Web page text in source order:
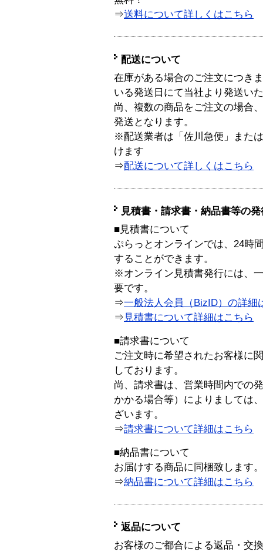
⇒送料について詳しくはこちら
配送について
在庫がある場合のご注文につき
いる発送日にて当社より発送い
尚、複数の商品をご注文の場合
発送となります。
※配送業者は「佐川急便」また
けます
⇒配送について詳しくはこちら
見積書・請求書・納品書等の
■見積書について
ぷらっとオンラインでは、24時
することができます。
※オンライン見積書発行には、
要です。
⇒一般法人会員（BizID）の詳細
⇒ 見積書について詳細はこちら
■請求書について
ご注文時に希望されたお客様に
しております。
尚、請求書は、営業時間内での
かかる場合等）によりましては
ざいます。
⇒請求書について詳細はこちら
■納品書について
お届けする商品に同梱致します。
⇒納品書について詳細はこちら
返品について
お客様のご都合による返品・交